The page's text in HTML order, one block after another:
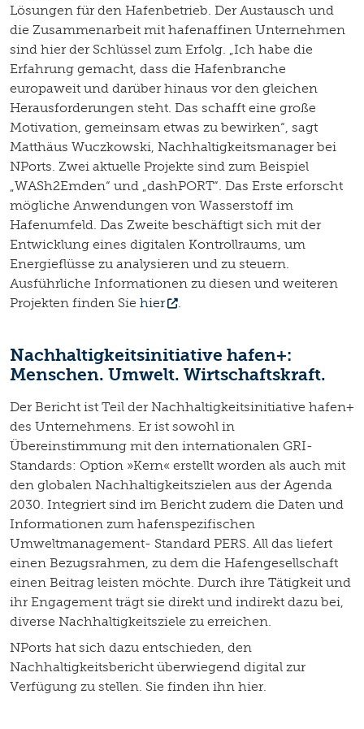
Lösungen für den Hafenbetrieb. Der Austausch und
die Zusammenarbeit mit hafenaffinen Unternehmen
sind hier der Schlüssel zum Erfolg. „Ich habe die
Erfahrung gemacht, dass die Hafenbranche
europaweit und darüber hinaus vor den gleichen
Herausforderungen steht. Das schafft eine große
Motivation, gemeinsam etwas zu bewirken“, sagt
Matthäus Wuczkowski, Nachhaltigkeitsmanager bei
NPorts. Zwei aktuelle Projekte sind zum Beispiel
„WASh2Emden“ und „dashPORT“. Das Erste erforscht
mögliche Anwendungen von Wasserstoff im
Hafenumfeld. Das Zweite beschäftigt sich mit der
Entwicklung eines digitalen Kontrollraums, um
Energieflüsse zu analysieren und zu steuern.
Ausführliche Informationen zu diesen und weiteren
Projekten finden Sie hier .
Nachhaltigkeitsinitiative hafen+:
Menschen. Umwelt. Wirtschaftskraft.
Der Bericht ist Teil der Nachhaltigkeitsinitiative hafen+
des Unternehmens. Er ist sowohl in
Übereinstimmung mit den internationalen GRI-
Standards: Option »Kern« erstellt worden als auch mit
den globalen Nachhaltigkeitszielen aus der Agenda
2030. Integriert sind im Bericht zudem die Daten und
Informationen zum hafenspezifischen
Umweltmanagement- Standard PERS. All das liefert
einen Bezugsrahmen, zu dem die Hafengesellschaft
einen Beitrag leisten möchte. Durch ihre Tätigkeit und
ihr Engagement trägt sie direkt und indirekt dazu bei,
diverse Nachhaltigkeitsziele zu erreichen.
NPorts hat sich dazu entschieden, den
Nachhaltigkeitsbericht überwiegend digital zur
Verfügung zu stellen. Sie finden ihn hier.